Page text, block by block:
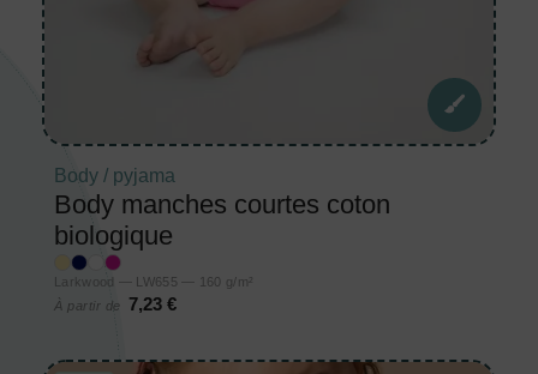
Body / pyjama
Body manches courtes coton
biologique
Larkwood — LW655 — 160 g/m²
À partir de
7,23 €